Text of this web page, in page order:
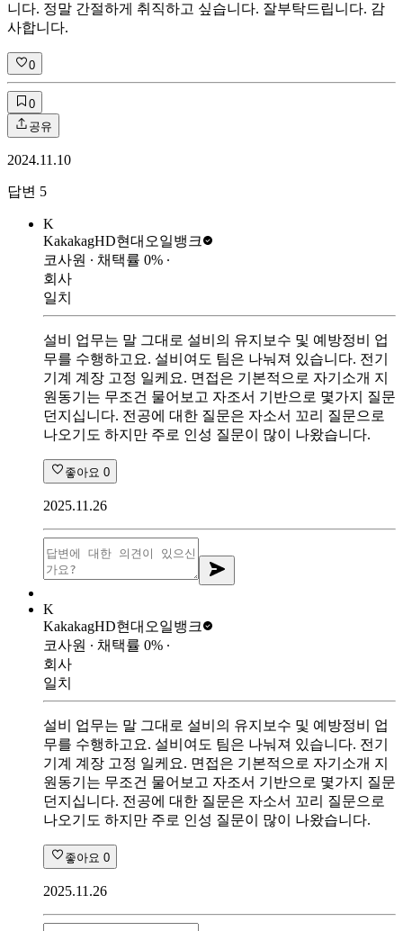
니다. 정말 간절하게 취직하고 싶습니다. 잘부탁드립니다. 감
사합니다.
0
0
공유
2024.11.10
답변 5
K
KakakagHD현대오일뱅크
코사원 ∙ 채택률 0% ∙
회사
일치
설비 업무는 말 그대로 설비의 유지보수 및 예방정비 업
무를 수행하고요. 설비여도 팀은 나눠져 있습니다. 전기
기계 계장 고정 일케요. 면접은 기본적으로 자기소개 지
원동기는 무조건 물어보고 자조서 기반으로 몇가지 질문
던지십니다. 전공에 대한 질문은 자소서 꼬리 질문으로
나오기도 하지만 주로 인성 질문이 많이 나왔습니다.
좋아요 0
2025.11.26
K
KakakagHD현대오일뱅크
코사원 ∙ 채택률 0% ∙
회사
일치
설비 업무는 말 그대로 설비의 유지보수 및 예방정비 업
무를 수행하고요. 설비여도 팀은 나눠져 있습니다. 전기
기계 계장 고정 일케요. 면접은 기본적으로 자기소개 지
원동기는 무조건 물어보고 자조서 기반으로 몇가지 질문
던지십니다. 전공에 대한 질문은 자소서 꼬리 질문으로
나오기도 하지만 주로 인성 질문이 많이 나왔습니다.
좋아요 0
2025.11.26